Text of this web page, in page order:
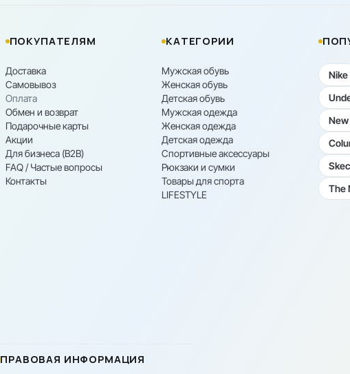
ПОКУПАТЕЛЯМ
Доставка
Самовывоз
Оплата
Обмен и возврат
Подарочные карты
Акции
Для бизнеса (B2B)
FAQ / Частые вопросы
Контакты
КАТЕГОРИИ
Мужская обувь
Женская обувь
Детская обувь
Мужская одежда
Женская одежда
Детская одежда
Спортивные аксессуары
Рюкзаки и сумки
Товары для спорта
LIFESTYLE
Nike
The
ПРАВОВАЯ ИНФОРМАЦИЯ